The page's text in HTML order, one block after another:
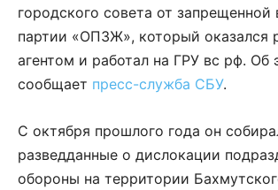
городского совета от запрещенной
партии «ОПЗЖ», который оказался
агентом и работал на ГРУ вс рф. Об
сообщает пресс-служба СБУ.
С октября прошлого года он
разведданные о дислокации
обороны на территории